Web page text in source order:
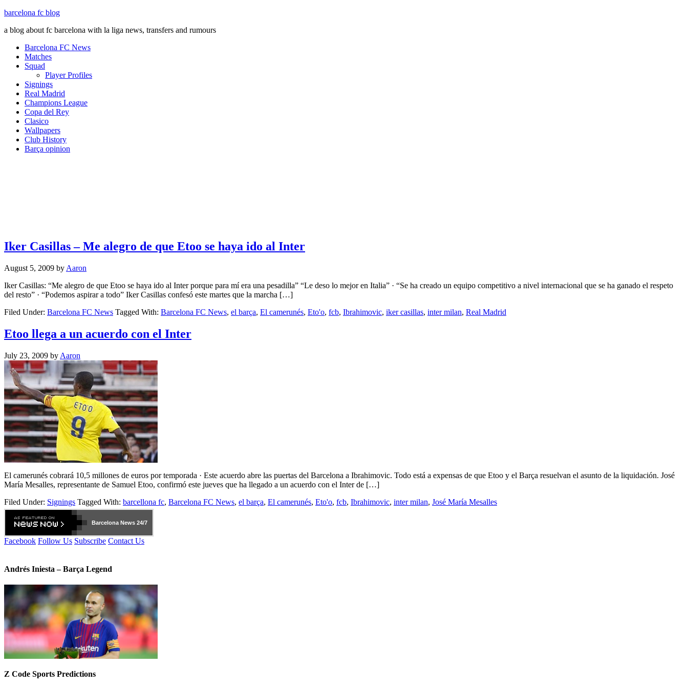
barcelona fc blog
a blog about fc barcelona with la liga news, transfers and rumours
Barcelona FC News
Matches
Squad
Player Profiles
Signings
Real Madrid
Champions League
Copa del Rey
Clasico
Wallpapers
Club History
Barça opinion
Iker Casillas – Me alegro de que Etoo se haya ido al Inter
August 5, 2009 by Aaron
Iker Casillas: “Me alegro de que Etoo se haya ido al Inter porque para mí era una pesadilla” “Le deso lo mejor en Italia” · “Se ha creado un equipo competitivo a nivel internacional que se ha ganado el respeto
del resto” · “Podemos aspirar a todo” Iker Casillas confesó este martes que la marcha […]
Filed Under: Barcelona FC News Tagged With: Barcelona FC News, el barça, El camerunés, Eto'o, fcb, Ibrahimovic, iker casillas, inter milan, Real Madrid
Etoo llega a un acuerdo con el Inter
July 23, 2009 by Aaron
El camerunés cobrará 10,5 millones de euros por temporada · Este acuerdo abre las puertas del Barcelona a Ibrahimovic. Todo está a expensas de que Etoo y el Barça resuelvan el asunto de la liquidación. José
María Mesalles, representante de Samuel Etoo, confirmó este jueves que ha llegado a un acuerdo con el Inter de […]
Filed Under: Signings Tagged With: barcellona fc, Barcelona FC News, el barça, El camerunés, Eto'o, fcb, Ibrahimovic, inter milan, José María Mesalles
Barcelona News 24/7
Facebook Follow Us Subscribe Contact Us
Andrés Iniesta – Barça Legend
Z Code Sports Predictions